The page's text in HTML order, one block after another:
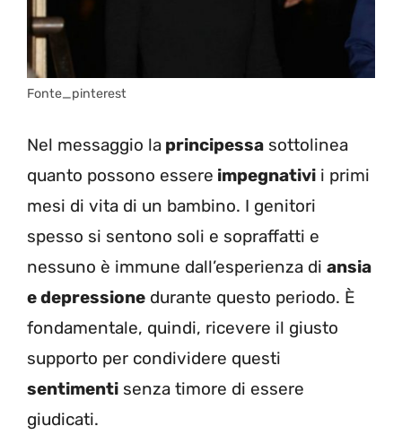
Fonte_pinterest
Nel messaggio la principessa sottolinea
quanto possono essere impegnativi i primi
mesi di vita di un bambino. I genitori
spesso si sentono soli e sopraffatti e
nessuno è immune dall’esperienza di ansia
e depressione durante questo periodo. È
fondamentale, quindi, ricevere il giusto
supporto per condividere questi
sentimenti senza timore di essere
giudicati.